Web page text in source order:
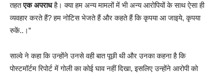
तहतएक अपराधहै। क्या हम अन्य मामलों में भी अन्य आरोपियों के साथ ऐसा ही
व्यवहार करते हैं? हम नोटिस भेजते हैं और कहते हैं कि कृपया आ जाइये, कृपया
रुकें..।”
साल्वे ने कहा कि उन्होंने उनसे वही बात पूछी थी और उनका कहना है कि
पोस्टमॉर्टम रिपोर्ट में गोली का कोई घाव नहीं दिखा, इसलिए उन्होंने आरोपी को